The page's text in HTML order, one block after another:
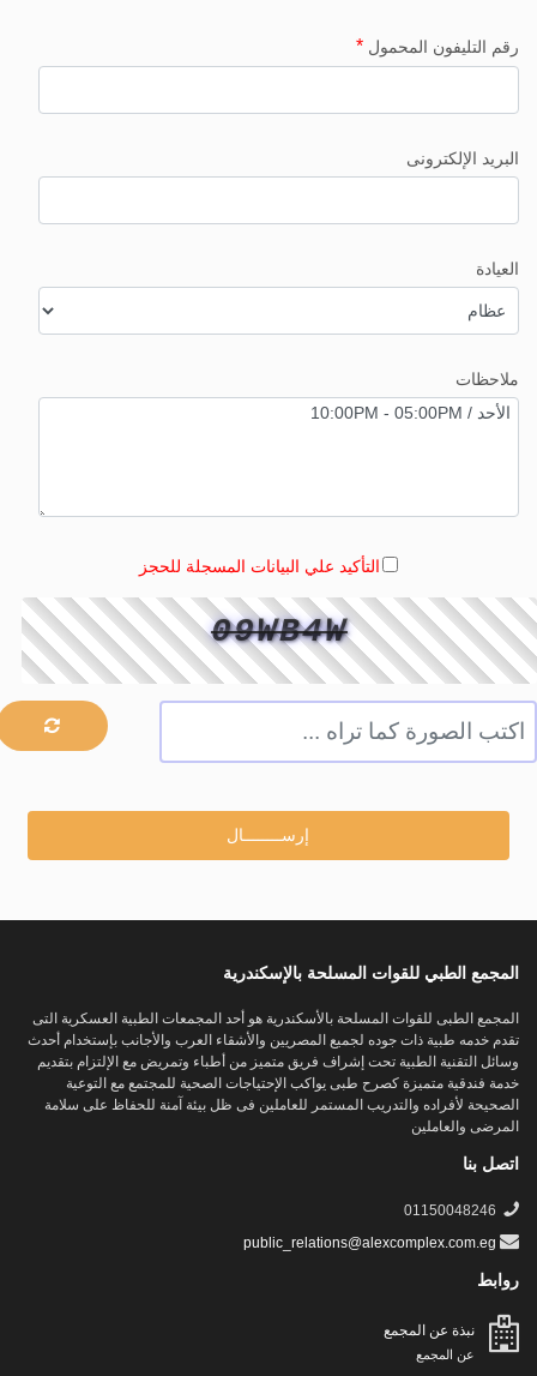
رقم التليفون المحمول*
البريد الإلكترونى
العيادة
ملاحظات
التأكيد علي البيانات المسجلة للحجز
09WB4W
المجمع الطبي للقوات المسلحة بالإسكندرية
المجمع الطبى للقوات المسلحة بالأسكندرية هو أحد المجمعات الطبية العسكرية التى
تقدم خدمه طبية ذات جوده لجميع المصريين والأشقاء العرب والأجانب بإستخدام أحدث
وسائل التقنية الطبية تحت إشراف فريق متميز من أطباء وتمريض مع الإلتزام بتقديم
خدمة فندقية متميزة كصرح طبى يواكب الإحتياجات الصحية للمجتمع مع التوعية
الصحيحة لأفراده والتدريب المستمر للعاملين فى ظل بيئة آمنة للحفاظ على سلامة
المرضى والعاملين
اتصل بنا
01150048246
public_relations@alexcomplex.com.eg
روابط
نبذة عن المجمع
عن المجمع